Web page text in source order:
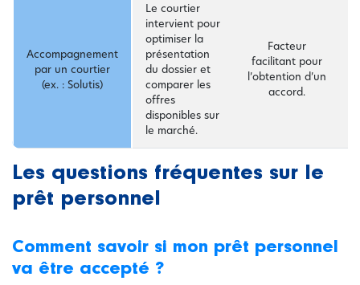
Accompagnement
par un courtier
(ex. : Solutis)
Le courtier
intervient pour
optimiser la
présentation
du dossier et
comparer les
offres
disponibles sur
le marché.
Facteur
facilitant pour
l’obtention d’un
accord.
Les questions fréquentes sur le
prêt personnel
Comment savoir si mon prêt personnel
va être accepté ?